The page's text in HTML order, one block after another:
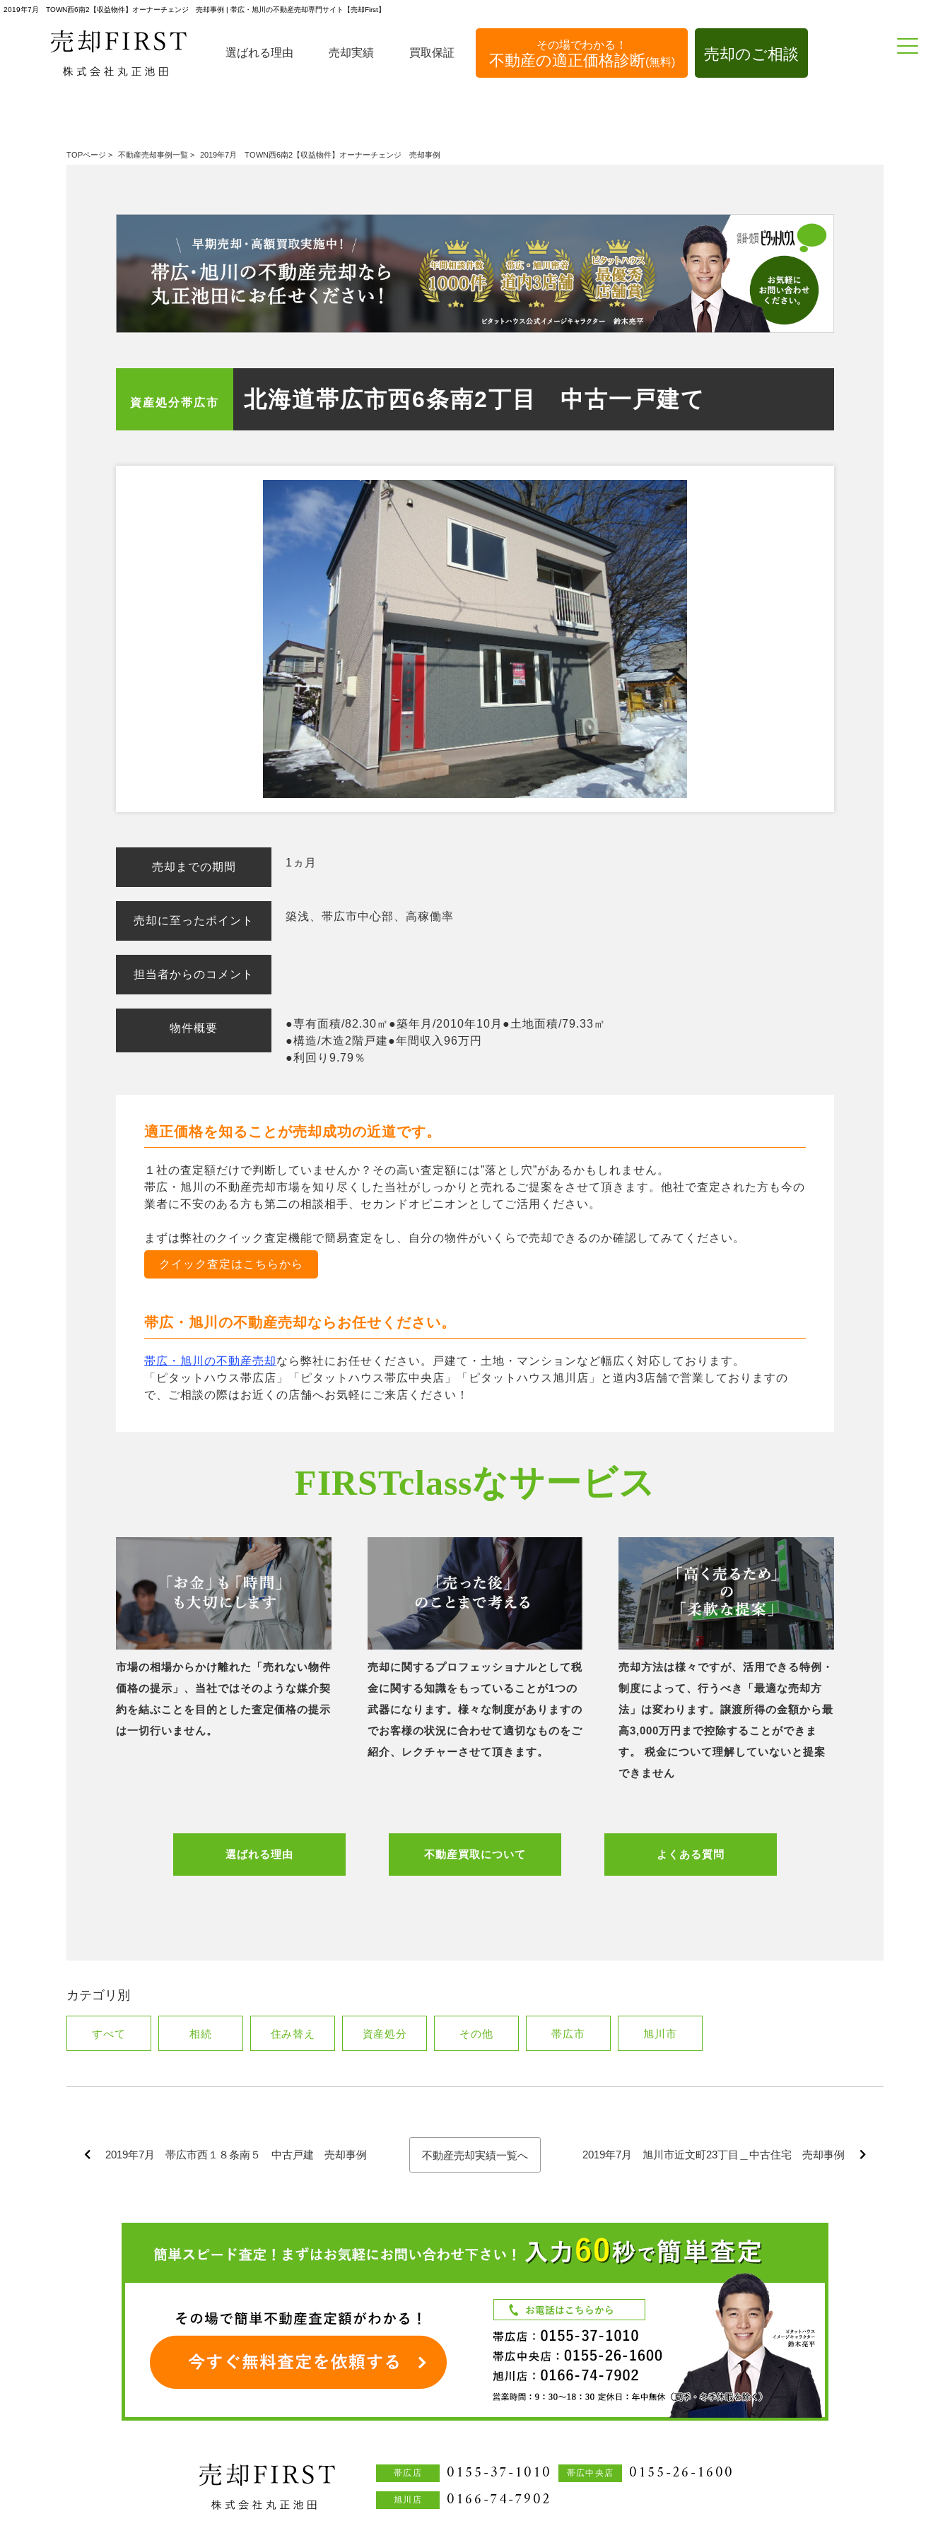
2019年7月 TOWN西6南2【収益物件】オーナーチェンジ 売却事例 | 帯広・旭川の不動産売却専門サイト【売却First】
選ばれる理由 売却実績 買取保証
その場でわかる！
不動産の適正価格診断(無料) 売却のご相談
弊社が選ばれる理由
住宅ローンにお困りの方
不動産買取について
売却実績一覧
TOPページ > 不動産売却事例一覧 > 2019年7月 TOWN西6南2【収益物件】オーナーチェンジ 売却事例
北海道帯広市西6条南2丁目 中古一戸建て
資産処分帯広市
売却までの期間 1ヵ月
売却に至ったポイント 築浅、帯広市中心部、高稼働率
担当者からのコメント
物件概要
●専有面積/82.30㎡●築年月/2010年10月●土地面積/79.33㎡
●構造/木造2階戸建●年間収入96万円
●利回り9.79％
適正価格を知ることが売却成功の近道です。
１社の査定額だけで判断していませんか？その高い査定額には”落とし穴”があるかもしれません。
帯広・旭川の不動産売却市場を知り尽くした当社がしっかりと売れるご提案をさせて頂きます。他社で査定された方も今の
業者に不安のある方も第二の相談相手、セカンドオピニオンとしてご活用ください。
まずは弊社のクイック査定機能で簡易査定をし、自分の物件がいくらで売却できるのか確認してみてください。
クイック査定はこちらから
帯広・旭川の不動産売却ならお任せください。
帯広・旭川の不動産売却なら弊社にお任せください。戸建て・土地・マンションなど幅広く対応しております。
「ピタットハウス帯広店」「ピタットハウス帯広中央店」「ピタットハウス旭川店」と道内3店舗で営業しておりますの
で、ご相談の際はお近くの店舗へお気軽にご来店ください！
FIRSTclassなサービス
市場の相場からかけ離れた「売れない物件
価格の提示」、当社ではそのような媒介契
約を結ぶことを目的とした査定価格の提示
は一切行いません。
売却に関するプロフェッショナルとして税
金に関する知識をもっていることが1つの
武器になります。様々な制度がありますの
でお客様の状況に合わせて適切なものをご
紹介、レクチャーさせて頂きます。
売却方法は様々ですが、活用できる特例・
制度によって、行うべき「最適な売却方
法」は変わります。譲渡所得の金額から最
高3,000万円まで控除することができま
す。 税金について理解していないと提案
できません
選ばれる理由 不動産買取について よくある質問
カテゴリ別
すべて 相続 住み替え 資産処分 その他 帯広市 旭川市
2019年7月 帯広市西１８条南５ 中古戸建 売却事例 不動産売却実績一覧へ 2019年7月 旭川市近文町23丁目＿中古住宅 売却事例
帯広店 0155-37-1010 帯広中央店 0155-26-1600
旭川店 0166-74-7902